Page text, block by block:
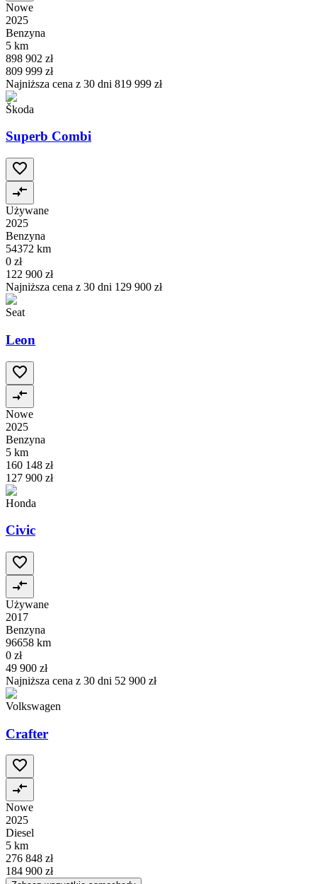
Nowe
2025
Benzyna
5 km
898 902 zł
809 999 zł
Najniższa cena z 30 dni 819 999 zł
Škoda
Superb Combi
Używane
2025
Benzyna
54372 km
0 zł
122 900 zł
Najniższa cena z 30 dni 129 900 zł
Seat
Leon
Nowe
2025
Benzyna
5 km
160 148 zł
127 900 zł
Honda
Civic
Używane
2017
Benzyna
96658 km
0 zł
49 900 zł
Najniższa cena z 30 dni 52 900 zł
Volkswagen
Crafter
Nowe
2025
Diesel
5 km
276 848 zł
184 900 zł